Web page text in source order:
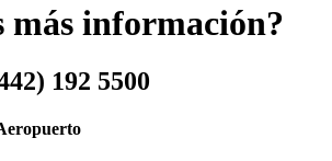
más información?
42) 192 5500